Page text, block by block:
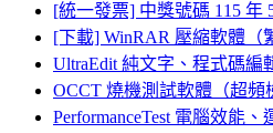
[統一發票] 中獎號碼 115 年
[下載] WinRAR 壓縮軟體（
UltraEdit 純文字、程式碼編
OCCT 燒機測試軟體（超頻
PerformanceTest 電腦效能